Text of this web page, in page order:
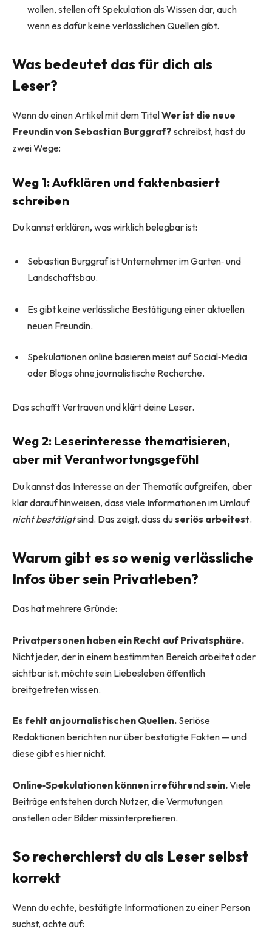
wollen, stellen oft Spekulation als Wissen dar, auch
wenn es dafür keine verlässlichen Quellen gibt.
Was bedeutet das für dich als
Leser?
Wenn du einen Artikel mit dem TitelWer ist die neue
Freundin von Sebastian Burggraf? schreibst, hast du
zwei Wege:
Weg 1: Aufklären und faktenbasiert
schreiben
Du kannst erklären, was wirklich belegbar ist:
Sebastian Burggraf ist Unternehmer im Garten‑ und
Landschaftsbau.
Es gibt keine verlässliche Bestätigung einer aktuellen
neuen Freundin.
Spekulationen online basieren meist auf Social‑Media
oder Blogs ohne journalistische Recherche.
Das schafft Vertrauen und klärt deine Leser.
Weg 2: Leserinteresse thematisieren,
aber mit Verantwortungsgefühl
Du kannst das Interesse an der Thematik aufgreifen, aber
klar darauf hinweisen, dass viele Informationen im Umlauf
nicht bestätigtsind. Das zeigt, dass duseriös arbeitest.
Warum gibt es so wenig verlässliche
Infos über sein Privatleben?
Das hat mehrere Gründe:
Privatpersonen haben ein Recht auf Privatsphäre.
Nicht jeder, der in einem bestimmten Bereich arbeitet oder
sichtbar ist, möchte sein Liebesleben öffentlich
breitgetreten wissen.
Es fehlt an journalistischen Quellen. Seriöse
Redaktionen berichten nur über bestätigte Fakten — und
diese gibt es hier nicht.
Online‑Spekulationen können irreführend sein.Viele
Beiträge entstehen durch Nutzer, die Vermutungen
anstellen oder Bilder missinterpretieren.
So recherchierst du als Leser selbst
korrekt
Wenn du echte, bestätigte Informationen zu einer Person
suchst, achte auf: